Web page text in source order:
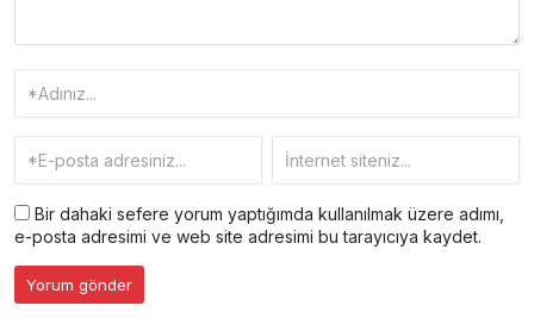
Bir dahaki sefere yorum yaptığımda kullanılmak üzere adımı,
e-posta adresimi ve web site adresimi bu tarayıcıya kaydet.